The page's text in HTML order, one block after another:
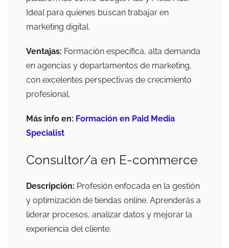
Ideal para quienes buscan trabajar en
marketing digital.
Ventajas: Formación específica, alta demanda
en agencias y departamentos de marketing,
con excelentes perspectivas de crecimiento
profesional.
Más info en: Formación en Paid Media
Specialist
Consultor/a en E-commerce
Descripción: Profesión enfocada en la gestión
y optimización de tiendas online. Aprenderás a
liderar procesos, analizar datos y mejorar la
experiencia del cliente.